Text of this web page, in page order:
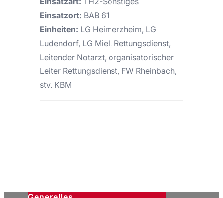
Einsatzort: BAB 61
Einheiten: LG Heimerzheim, LG
Ludendorf, LG Miel, Rettungsdienst,
Leitender Notarzt, organisatorischer
Leiter Rettungsdienst, FW Rheinbach,
stv. KBM